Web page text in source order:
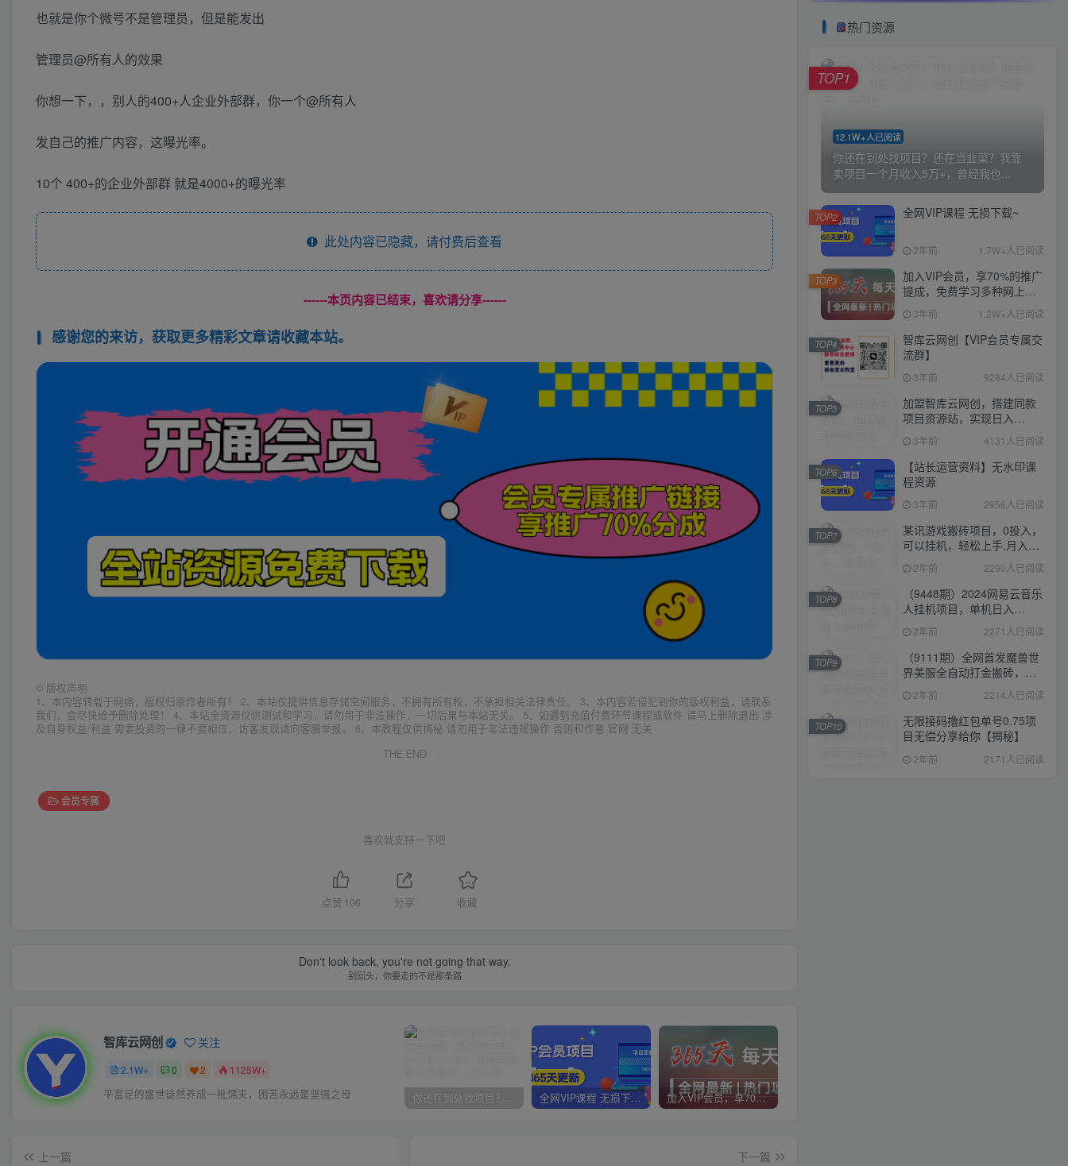
也就是你个微号不是管理员，但是能发出
管理员@所有人的效果
你想一下，，别人的400+人企业外部群，你一个@所有人
发自己的推广内容，这曝光率。
10个 400+的企业外部群 就是4000+的曝光率
此处内容已隐藏，请付费后查看
------本页内容已结束，喜欢请分享------
感谢您的来访，获取更多精彩文章请收藏本站。
© 版权声明
1、本内容转载于网络，版权归原作者所有！ 2、本站仅提供信息存储空间服务，不拥有所有权，不承担相关法律责任。 3、本内容若侵犯到你的版权利益，请联系
我们，会尽快给予删除处理！ 4、本站全资源仅供测试和学习，请勿用于非法操作，一切后果与本站无关。 5、如遇到充值付费环节课程或软件 请马上删除退出 涉
及自身权益/利益 需要投资的一律不要相信，访客发现请向客服举报。 6、本教程仅供揭秘 请勿用于非法违规操作 否则和作者 官网 无关
THE END
会员专属
喜欢就支持一下吧
点赞 106 分享 收藏
Don't look back, you're not going that way.
别回头，你要走的不是那条路
智库云网创 关注
2.1W+ 0 2 1125W+
平富足的盛世徒然养成一批懦夫，困苦永远是坚强之母 你还在到处找项目？还在当韭菜？我靠卖项目一个月收入5万+，曾经我也是个失败者。 全网VIP课程 无损下载~ 加入VIP会员，享70%的推广提成，免费学习多种网上创业课程，菜鸟秒变大神！
上一篇
下一篇
热门资源
12.1W+人已阅读
你还在到处找项目？还在当韭菜？我靠
卖项目一个月收入5万+，曾经我也...
TOP1
全网VIP课程 无损下载~
2年前 1.7W+人已阅读
TOP2
加入VIP会员，享70%的推广
提成，免费学习多种网上创
业课程，菜鸟秒变大神！
3年前 1.2W+人已阅读
TOP3
智库云网创【VIP会员专属交
流群】
3年前 9284人已阅读
TOP4
加盟智库云网创，搭建同款
项目资源站，实现日入
2000+
3年前 4131人已阅读
TOP5
【站长运营资料】无水印课
程资源
3年前 2956人已阅读
TOP6
某讯游戏搬砖项目，0投入，
可以挂机，轻松上手,月入
3000+上不封顶
2年前 2290人已阅读
TOP7
（9448期）2024网易云音乐
人挂机项目，单机日入
150+，无脑月入5000+
2年前 2271人已阅读
TOP8
（9111期）全网首发魔兽世
界美服全自动打金搬砖，日
入1000+，简单好操作，保
姆级教学
2年前 2214人已阅读
TOP9
无限接码撸红包单号0.75项
目无偿分享给你【揭秘】
2年前 2171人已阅读
TOP10